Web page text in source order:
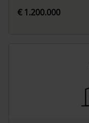
€ 1.200.000